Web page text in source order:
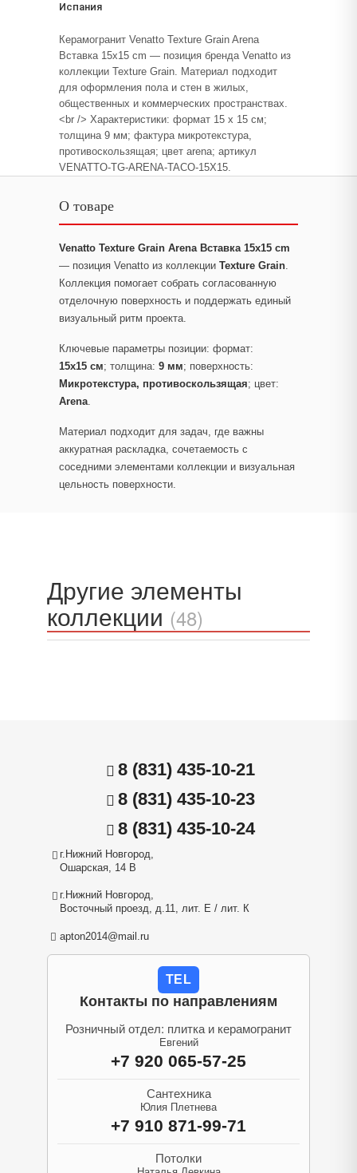
Испания
Керамогранит Venatto Texture Grain Arena
Вставка 15x15 cm — позиция бренда Venatto из
коллекции Texture Grain. Материал подходит
для оформления пола и стен в жилых,
общественных и коммерческих пространствах.
<br /> Характеристики: формат 15 x 15 см;
толщина 9 мм; фактура микротекстура,
противоскользящая; цвет arena; артикул
VENATTO-TG-ARENA-TACO-15X15.
О товаре
Venatto Texture Grain Arena Вставка 15x15 cm
— позиция Venatto из коллекции Texture Grain.
Коллекция помогает собрать согласованную
отделочную поверхность и поддержать единый
визуальный ритм проекта.
Ключевые параметры позиции: формат:
15x15 см; толщина: 9 мм; поверхность:
Микротекстура, противоскользящая; цвет:
Arena.
Материал подходит для задач, где важны
аккуратная раскладка, сочетаемость с
соседними элементами коллекции и визуальная
цельность поверхности.
Другие элементы
коллекции (48)
8 (831) 435-10-21
8 (831) 435-10-23
8 (831) 435-10-24
г.Нижний Новгород,
Ошарская, 14 В
г.Нижний Новгород,
Восточный проезд, д.11, лит. Е / лит. К
apton2014@mail.ru
TEL
Контакты по направлениям
Розничный отдел: плитка и керамогранит
Евгений
+7 920 065-57-25
Сантехника
Юлия Плетнева
+7 910 871-99-71
Потолки